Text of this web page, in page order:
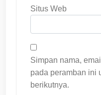
Situs Web
Simpan nama,
pada peramban ini
berikutnya.